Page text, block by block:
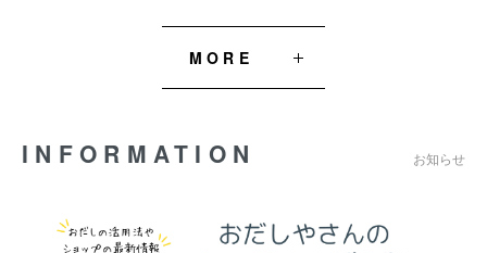
MORE
INFORMATION お知らせ